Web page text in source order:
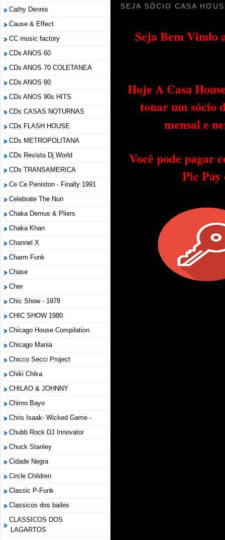
Cathy Dennis
Cause & Effect
CC music factory
CDs ANOS 60
CDs ANOS 70 COLETANEA
CDs ANOS 80
CDs ANOS 90s HITS
CDs CASAS NOTURNAS
CDs FLASH HOUSE
CDs METROPOLITANA
CDs Revista Dj World
CDs TRANSAMERICA
Ce Ce Peniston - Finally 1991
Celebrate The Nun
Chaka Demus & Pliers
Chaka Khan
Channel X
Charm Funk
Chase
Cher
Chic Show - 1978
CHIC SHOW 1980
Chicago House Compilation
Chicago Mania
Chicco Secci Project
Chiki Chika
CHILAO & JOHNNY
Chimo Bayo
Chris Isaak- Wicked Game -
Chubb Rock DJ Innovator
Chuck Stanley
Cidade Negra
Circle Children
Classic P-Funk
Classicos dos bailes
CLASSICOS DOS
LAGARTOS
SEJA SÓCIO CASA
Seja Bem Vindo
Hoje A Casa
tonar um sócio
mensal e
Você pode pagar
Pic